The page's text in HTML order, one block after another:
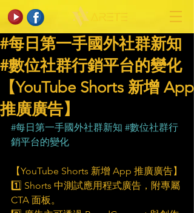
#每日第一手國外社群新知
#數位社群行銷平台的變化
【YouTube Shorts 新增 App
推廣廣告】
#每日第一手國外社群新知 #數位社群行
銷平台的變化
【YouTube Shorts 新增 App 推廣廣告】
1️⃣ Shorts 中測試應用程式廣告，附專屬
CTA 面板。